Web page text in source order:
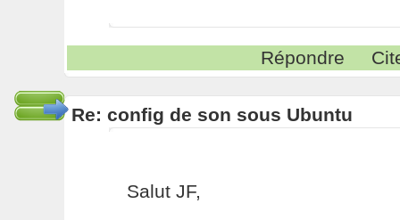
Répondre
Re: config de son sous Ubuntu
Salut JF,